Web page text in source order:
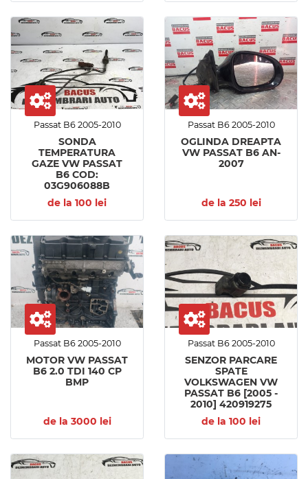
Passat B6 2005-2010
SONDA
TEMPERATURA
GAZE VW PASSAT
B6 COD:
03G906088B
de la 100 lei
Passat B6 2005-2010
OGLINDA DREAPTA
VW PASSAT B6 AN-
2007
de la 250 lei
Passat B6 2005-2010
MOTOR VW PASSAT
B6 2.0 TDI 140 CP
BMP
de la 3000 lei
Passat B6 2005-2010
SENZOR PARCARE
SPATE
VOLKSWAGEN VW
PASSAT B6 [2005 -
2010] 420919275
de la 100 lei